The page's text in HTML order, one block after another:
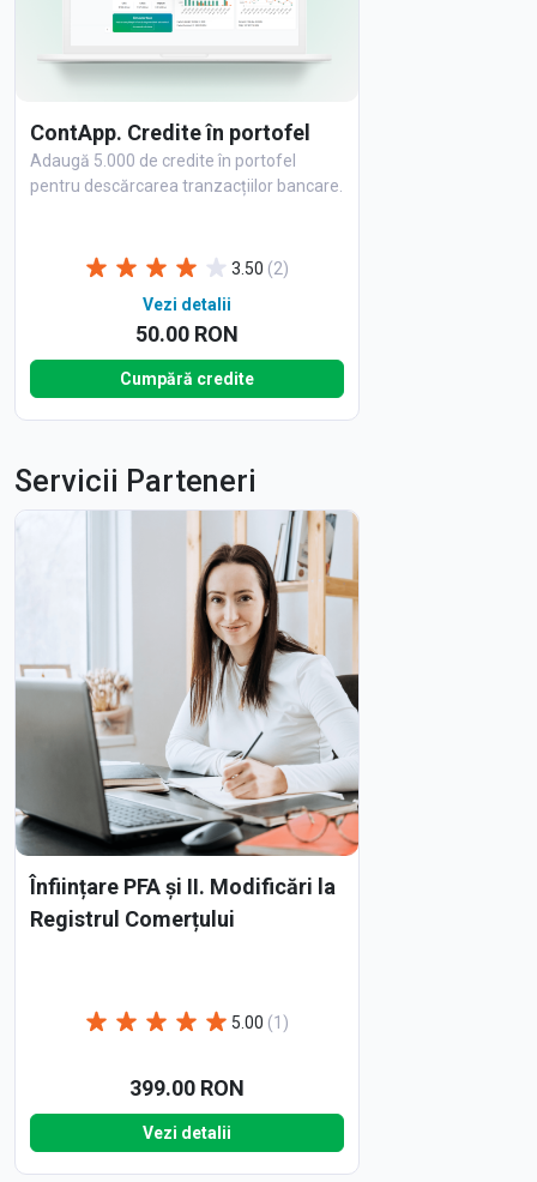
ContApp. Credite în portofel
Adaugă 5.000 de credite în portofel
pentru descărcarea tranzacțiilor bancare.
3.50 (2)
Vezi detalii
50.00 RON
Cumpără credite
Servicii Parteneri
Înființare PFA și II. Modificări la
Registrul Comerțului
5.00 (1)
399.00 RON
Vezi detalii